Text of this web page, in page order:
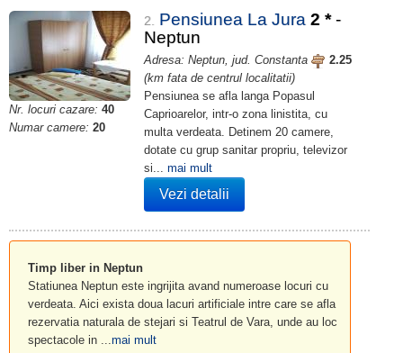
Nr. locuri cazare: 40
Numar camere: 20
2. Pensiunea La Jura 2 * -
Neptun
Adresa: Neptun, jud. Constanta
2.25
(km fata de centrul localitatii)
Pensiunea se afla langa Popasul
Caprioarelor, intr-o zona linistita, cu
multa verdeata. Detinem 20 camere,
dotate cu grup sanitar propriu, televizor
si... mai mult
Vezi detalii
Timp liber in Neptun
Statiunea Neptun este ingrijita avand numeroase locuri cu
verdeata. Aici exista doua lacuri artificiale intre care se afla
rezervatia naturala de stejari si Teatrul de Vara, unde au loc
spectacole in ...mai mult